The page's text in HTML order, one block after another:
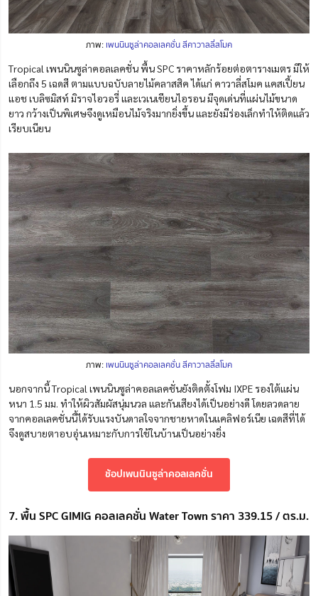
ภาพ: เพนนินซูล่าคอลเลคชั่น สีคาวาลลี่สโมค
Tropical เพนนินซูล่าคอลเลคชั่น พื้น SPC ราคาหลักร้อยต่อตารางเมตร มีให้
เลือกถึง 5 เฉดสี ตามแบบฉบับลายไม้คลาสสิค ได้แก่ คาวาลี่สโมค แคสเปี้ยน
แอช เบลิซมิสท์ มิราจไอวอรี่ และเวเนเชียนไอรอน มีจุดเด่นที่แผ่นไม้ขนาด
ยาว กว้างเป็นพิเศษจึงดูเหมือนไม้จริงมากยิ่งขึ้น และยังมีร่องเล็กทำให้ติดแล้ว
เรียบเนียน
ภาพ: เพนนินซูล่าคอลเลคชั่น สีคาวาลลี่สโมค
นอกจากนี้ Tropical เพนนินซูล่าคอลเลคชั่นยังติดตั้งโฟม IXPE รองใต้แผ่น
หนา 1.5 มม. ทำให้ผิวสัมผัสนุ่มนวล และกันเสียงได้เป็นอย่างดี โดยลวดลาย
จากคอลเลคชั่นนี้ได้รับแรงบันดาลใจจากชายหาดในแคลิฟอร์เนีย เฉดสีที่ได้
จึงดูสบายตาอบอุ่นเหมาะกับการใช้ในบ้านเป็นอย่างยิ่ง
ช้อปเพนนินซูล่าคอลเลคชั่น
7. พื้น SPC GIMIG คอลเลคชั่น Water Town ราคา 339.15 / ตร.ม.